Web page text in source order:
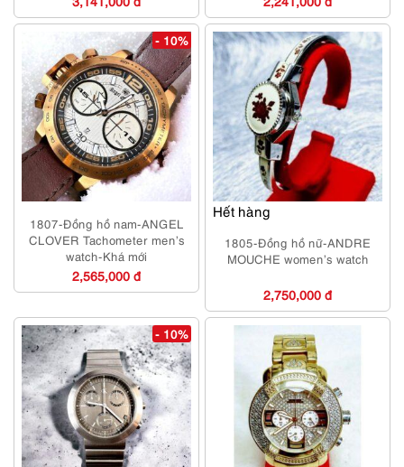
- 10%
1807-Đồng hồ nam-ANGEL
CLOVER Tachometer men’s
watch-Khá mới
2,565,000 đ
Hết hàng
1805-Đồng hồ nữ-ANDRE
MOUCHE women’s watch
2,750,000 đ
- 10%